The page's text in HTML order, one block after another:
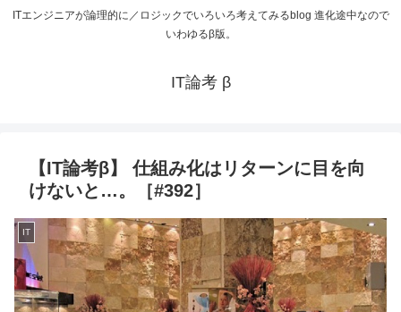
ITエンジニアが論理的に／ロジックでいろいろ考えてみるblog 進化途中なので
いわゆるβ版。
IT論考 β
【IT論考β】 仕組み化はリターンに目を向
けないと…。［#392］
IT